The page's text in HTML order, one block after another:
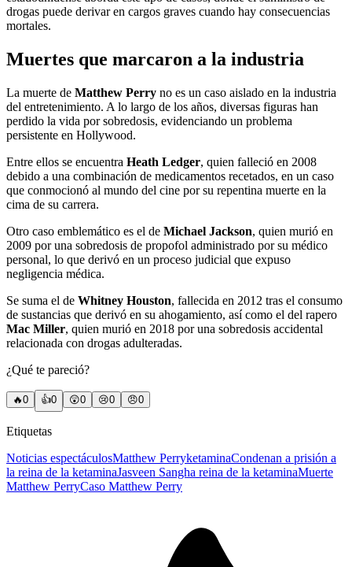
drogas puede derivar en cargos graves cuando hay consecuencias
mortales.
Muertes que marcaron a la industria
La muerte de Matthew Perry no es un caso aislado en la industria
del entretenimiento. A lo largo de los años, diversas figuras han
perdido la vida por sobredosis, evidenciando un problema
persistente en Hollywood.
Entre ellos se encuentra Heath Ledger, quien falleció en 2008
debido a una combinación de medicamentos recetados, en un caso
que conmocionó al mundo del cine por su repentina muerte en la
cima de su carrera.
Otro caso emblemático es el de Michael Jackson, quien murió en
2009 por una sobredosis de propofol administrado por su médico
personal, lo que derivó en un proceso judicial que expuso
negligencia médica.
Se suma el de Whitney Houston, fallecida en 2012 tras el consumo
de sustancias que derivó en su ahogamiento, así como el del rapero
Mac Miller, quien murió en 2018 por una sobredosis accidental
relacionada con drogas adulteradas.
¿Qué te pareció?
🔥0 👍0 😲0 😢0 😠0
Etiquetas
Noticias espectáculosMatthew PerryketaminaCondenan a prisión a
la reina de la ketaminaJasveen Sangha reina de la ketaminaMuerte
Matthew PerryCaso Matthew Perry